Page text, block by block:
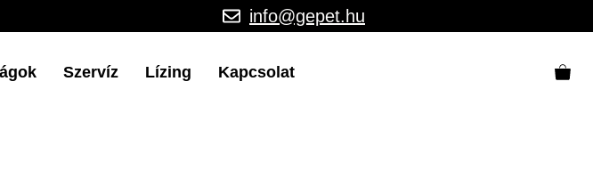
info@gepet.hu
Szervíz Lízing Kapcsolat